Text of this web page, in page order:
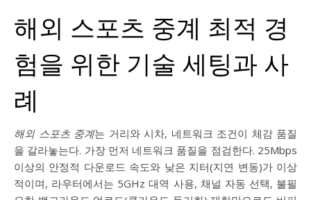
해외 스포츠 중계 최적 경
험을 위한 기술 세팅과 사
례
해외 스포츠 중계는 거리와 시차, 네트워크 조건이 체감 품질
을 갈라놓는다. 가장 먼저 네트워크 품질을 점검한다. 25Mbps
이상의 안정적 다운로드 속도와 낮은 지터(지연 변동)가 이상
적이며, 라우터에서는 5GHz 대역 사용, 채널 자동 선택, 불필